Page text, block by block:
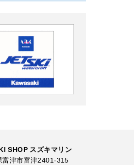
SHOP スズキマリン
富津市富津2401-315